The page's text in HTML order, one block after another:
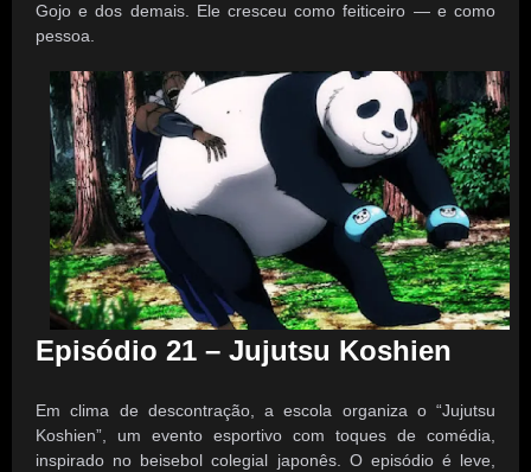
Gojo e dos demais. Ele cresceu como feiticeiro — e como
pessoa.
Episódio 21 – Jujutsu Koshien
Em clima de descontração, a escola organiza o “Jujutsu
Koshien”, um evento esportivo com toques de comédia,
inspirado no beisebol colegial japonês. O episódio é leve,